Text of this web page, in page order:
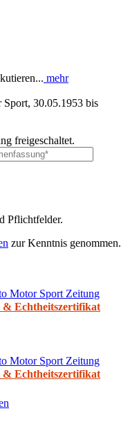
mehr
30.05.1953 bis
freigeschaltet.
Pflichtfelder.
zur Kenntnis genommen.
& Echtheitszertifikat
& Echtheitszertifikat